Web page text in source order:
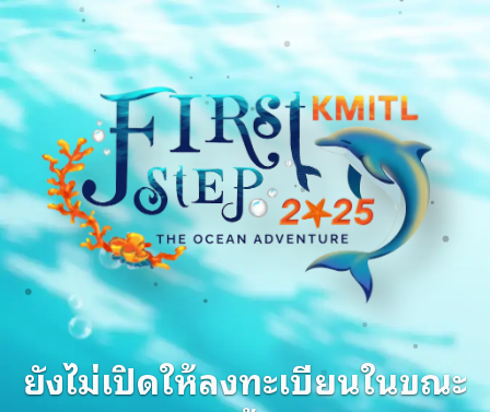
ยังไม่เปิดให้ลงทะเบียนในขณะ